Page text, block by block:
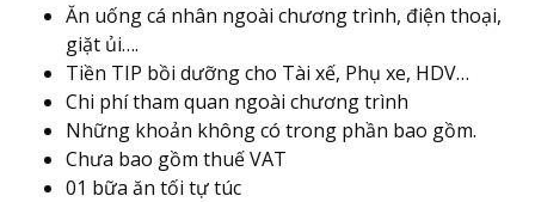
Ăn uống cá nhân ngoài chương trình, điện thoại,
giặt ủi….
Tiền TIP bồi dưỡng cho Tài xế, Phụ xe, HDV…
Chi phí tham quan ngoài chương trình
Những khoản không có trong phần bao gồm.
Chưa bao gồm thuế VAT
01 bữa ăn tối tự túc